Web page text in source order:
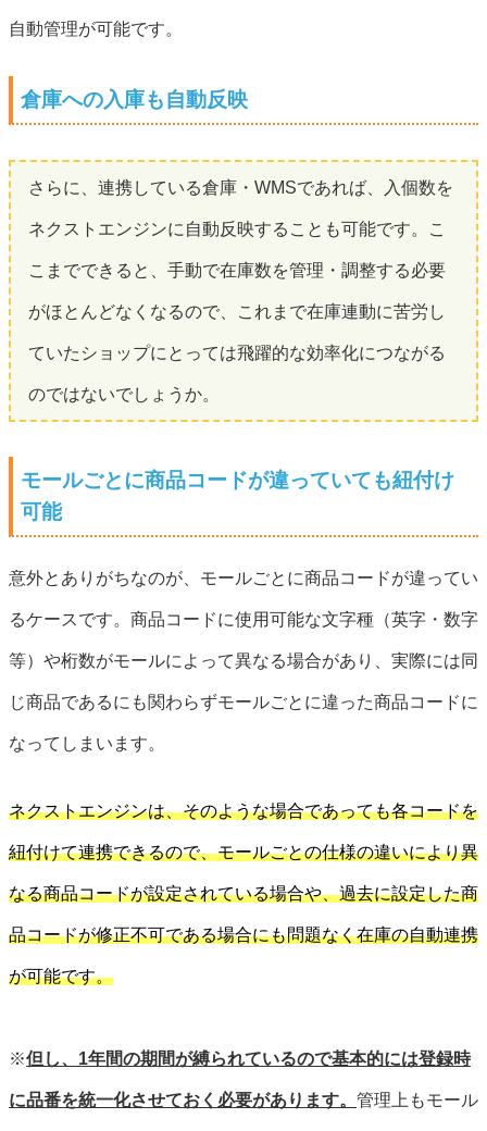
自動管理が可能です。
倉庫への入庫も自動反映
さらに、連携している倉庫・WMSであれば、入個数を
ネクストエンジンに自動反映することも可能です。こ
こまでできると、手動で在庫数を管理・調整する必要
がほとんどなくなるので、これまで在庫連動に苦労し
ていたショップにとっては飛躍的な効率化につながる
のではないでしょうか。
モールごとに商品コードが違っていても紐付け
可能
意外とありがちなのが、モールごとに商品コードが違ってい
るケースです。商品コードに使用可能な文字種（英字・数字
等）や桁数がモールによって異なる場合があり、実際には同
じ商品であるにも関わらずモールごとに違った商品コードに
なってしまいます。
ネクストエンジンは、そのような場合であっても各コードを
紐付けて連携できるので、モールごとの仕様の違いにより異
なる商品コードが設定されている場合や、過去に設定した商
品コードが修正不可である場合にも問題なく在庫の自動連携
が可能です。
※但し、1年間の期間が縛られているので基本的には登録時
に品番を統一化させておく必要があります。 管理上もモール